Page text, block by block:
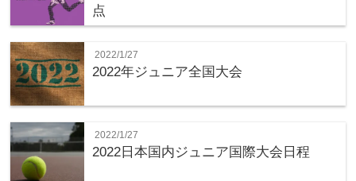
点
2022/1/27
2022年ジュニア全国大会
2022/1/27
2022日本国内ジュニア国際大会日程